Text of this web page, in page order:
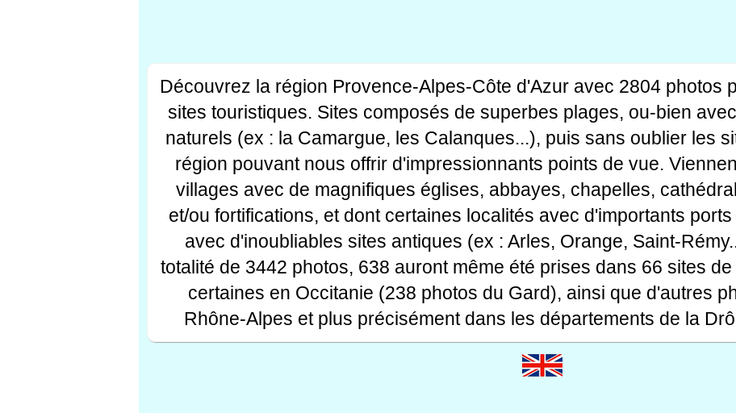
Découvrez la région Provence-Alpes-Côte d'Azur avec 2804 photos
sites touristiques. Sites composés de superbes plages, ou-bien
naturels (ex : la Camargue, les Calanques...), puis sans oublier les
région pouvant nous offrir d'impressionnants points de vue.
villages avec de magnifiques églises, abbayes, chapelles,
et/ou fortifications, et dont certaines localités avec d'importants
avec d'inoubliables sites antiques (ex : Arles, Orange, Saint-
totalité de 3442 photos, 638 auront même été prises dans 66 sites
certaines en Occitanie (238 photos du Gard), ainsi que d'autres
Rhône-Alpes et plus précisément dans les départements de la